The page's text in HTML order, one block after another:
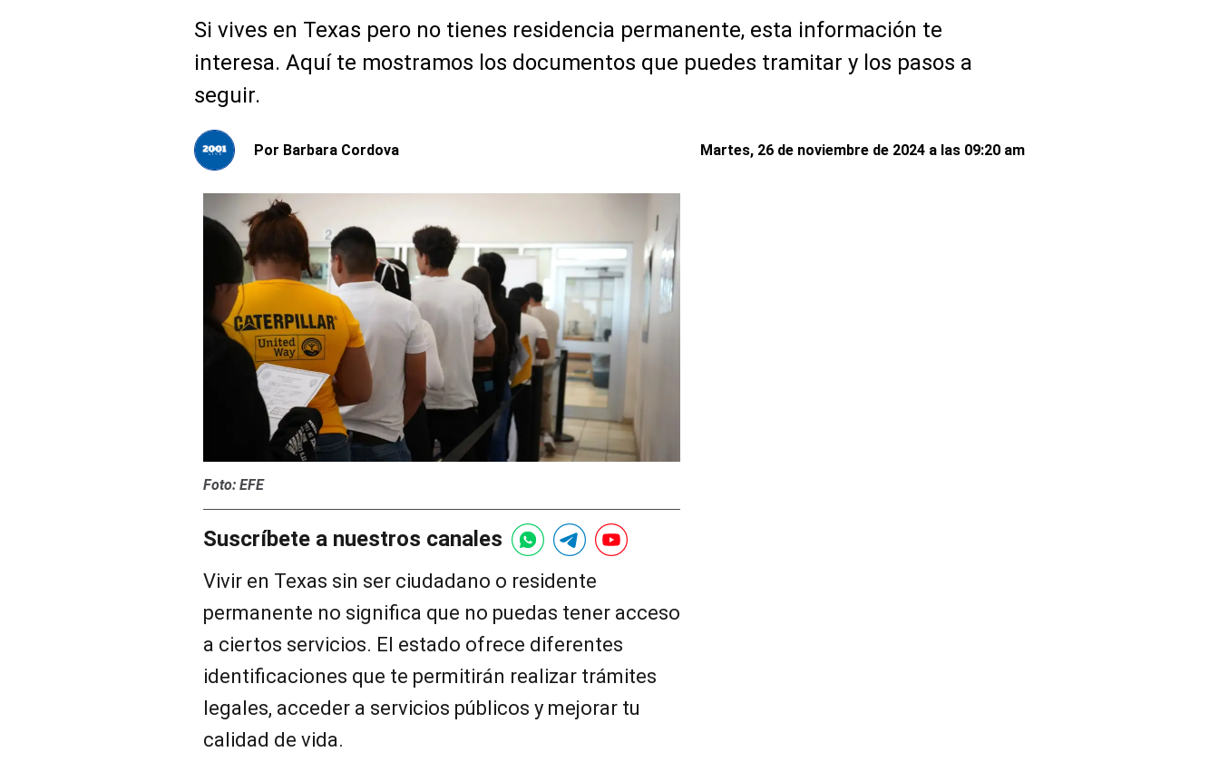
Si vives en Texas pero no tienes residencia permanente, esta información te
interesa. Aquí te mostramos los documentos que puedes tramitar y los pasos a
seguir.
Por Barbara Cordova Martes, 26 de noviembre de 2024 a las 09:20 am
Foto: EFE
Suscríbete a nuestros canales
Vivir en Texas sin ser ciudadano o residente
permanente no significa que no puedas tener acceso
a ciertos servicios. El estado ofrece diferentes
identificaciones que te permitirán realizar trámites
legales, acceder a servicios públicos y mejorar tu
calidad de vida.